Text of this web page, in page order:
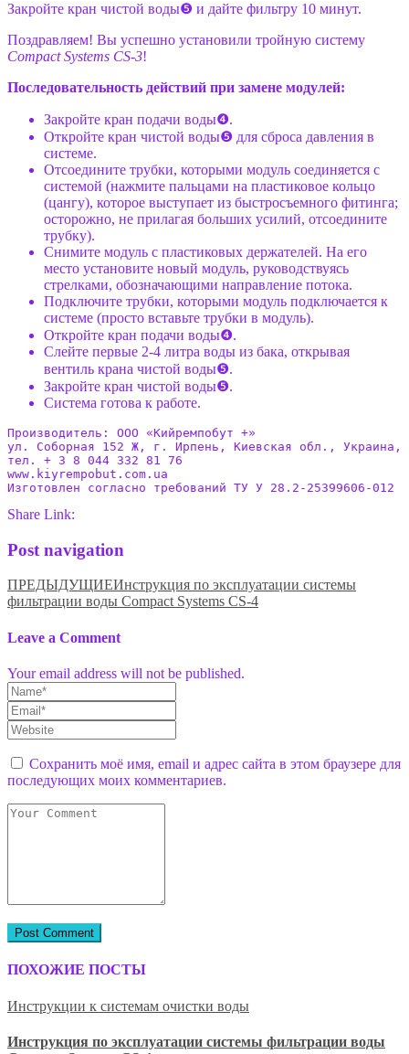
Закройте кран чистой воды❺ и дайте фильтру 10 минут.
Поздравляем! Вы успешно установили тройную систему
Compact Systems CS-3!
Последовательность действий при замене модулей:
Закройте кран подачи воды❹.
Откройте кран чистой воды❺ для сброса давления в
системе.
Отсоедините трубки, которыми модуль соединяется с
системой (нажмите пальцами на пластиковое кольцо
(цангу), которое выступает из быстросъемного фитинга;
осторожно, не прилагая больших усилий, отсоедините
трубку).
Снимите модуль с пластиковых держателей. На его
место установите новый модуль, руководствуясь
стрелками, обозначающими направление потока.
Подключите трубки, которыми модуль подключается к
системе (просто вставьте трубки в модуль).
Откройте кран подачи воды❹.
Слейте первые 2-4 литра воды из бака, открывая
вентиль крана чистой воды❺.
Закройте кран чистой воды❺.
Система готова к работе.
Производитель: ООО «Кийремпобут +»
ул. Соборная 152 Ж, г. Ирпень, Киевская обл., Украина,
тел. + 3 8 044 332 81 76
www.kiyrempobut.com.ua
Изготовлен согласно требований ТУ У 28.2-25399606-012
Share Link:
Post navigation
ПРЕДЫДУЩИЕИнструкция по эксплуатации системы
фильтрации воды Compact Systems CS-4
Leave a Comment
Your email address will not be published.
Сохранить моё имя, email и адрес сайта в этом браузере для
последующих моих комментариев.
ПОХОЖИЕ ПОСТЫ
Инструкции к системам очистки воды
Инструкция по эксплуатации системы фильтрации воды